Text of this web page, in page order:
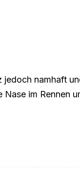
jedoch namhaft
im Rennen